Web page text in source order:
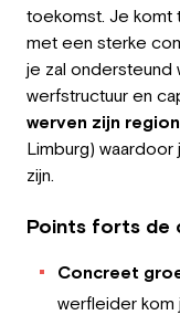
Notre équipe
FR
toekomst. Je komt
met een sterke
je zal
werfstructuur en
werven zijn
Limburg)
zijn.
Points forts de
Concreet
werfleider kom